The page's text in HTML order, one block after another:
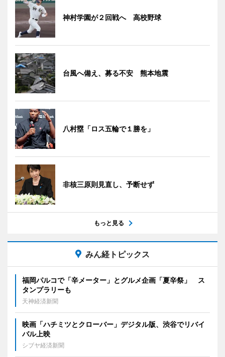
神村学園が２回戦へ 高校野球
台風へ備え、募る不安 熊本地震
八村塁「ロス五輪で１勝を」
非核三原則見直し、予断せず
もっと見る
みん経トピックス
福岡パルコで「辛メーター」とグルメ企画「夏辛祭」 ス
タンプラリーも
天神経済新聞
映画「ハチミツとクローバー」デジタル版、渋谷でリバイ
バル上映
シブヤ経済新聞